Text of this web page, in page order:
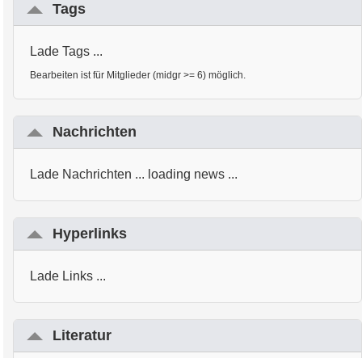
Tags
Lade Tags ...
Bearbeiten ist für Mitglieder (midgr >= 6) möglich.
Nachrichten
Lade Nachrichten ... loading news ...
Hyperlinks
Lade Links ...
Literatur